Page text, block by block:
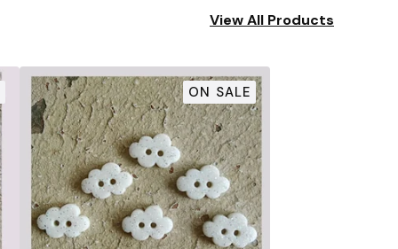
View All Products
ON SALE